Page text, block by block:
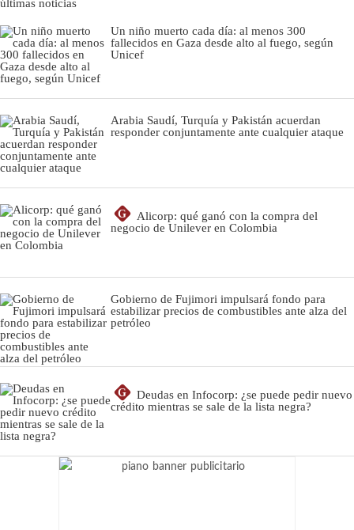
últimas noticias
Un niño muerto cada día: al menos 300
fallecidos en Gaza desde alto al fuego, según
Unicef
Arabia Saudí, Turquía y Pakistán acuerdan
responder conjuntamente ante cualquier ataque
G
Alicorp: qué ganó con la compra del
negocio de Unilever en Colombia
Gobierno de Fujimori impulsará fondo para
estabilizar precios de combustibles ante alza del
petróleo
G
Deudas en Infocorp: ¿se puede pedir nuevo
crédito mientras se sale de la lista negra?